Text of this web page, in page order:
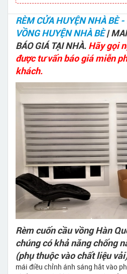
RÈM CỬA HUYỆN NHÀ BÈ -
VỒNG HUYỆN NHÀ BÈ|
BÁO GIÁ TẠI NHÀ. Hãy gọi
được tư vấn báo giá miễn
khách.
Rèm cuốn cầu vồng Hàn
chúng có khả năng chống
(phụ thuộc vào chất liệu
mái điều chỉnh ánh sáng hắt vào